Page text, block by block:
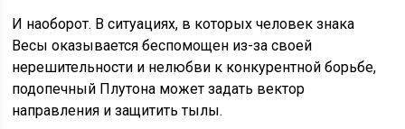
И наоборот. В ситуациях, в которых человек знака
Весы оказывается беспомощен из-за своей
нерешительности и нелюбви к конкурентной борьбе,
подопечный Плутона может задать вектор
направления и защитить тылы.